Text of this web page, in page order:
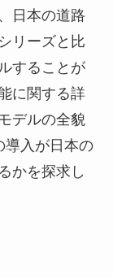
日本の道路
リーズと比
することが
に関する詳
デルの全貌
導入が日本の
かを探求し